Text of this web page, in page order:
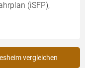
(iSFP),
vergleichen